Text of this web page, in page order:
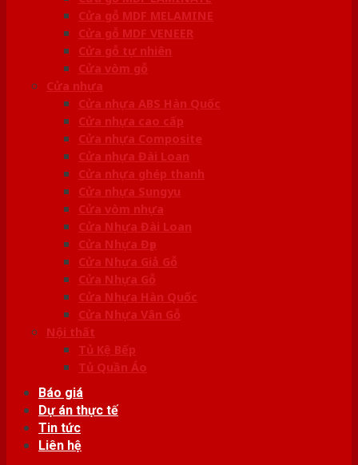
Cửa gỗ MDF MELAMINE
Cửa gỗ MDF VENEER
Cửa gỗ tự nhiên
Cửa vòm gỗ
Cửa nhựa
Cửa nhựa ABS Hàn Quốc
Cửa nhựa cao cấp
Cửa nhựa Composite
Cửa nhựa Đài Loan
Cửa nhựa ghép thanh
Cửa nhựa Sungyu
Cửa vòm nhựa
Cửa Nhựa Đài Loan
Cửa Nhựa Đẹp
Cửa Nhựa Giả Gỗ
Cửa Nhựa Gỗ
Cửa Nhựa Hàn Quốc
Cửa Nhựa Vân Gỗ
Nội thất
Tủ Kệ Bếp
Tủ Quần Áo
Báo giá
Dự án thực tế
Tin tức
Liên hệ